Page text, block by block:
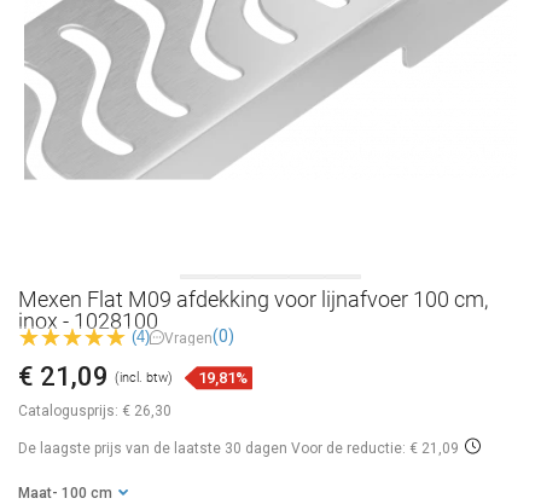
Mexen Flat M09 afdekking voor lijnafvoer 100 cm,
inox - 1028100
(4) Vragen(0)
Catalogusprijs: € 26,30
€ 21,09 (incl. btw) 19,81%
De laagste prijs van de laatste 30 dagen Voor de reductie: € 21,09
Maat - 100 cm